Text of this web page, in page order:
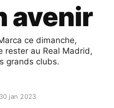
avenir
ce dimanche,
rester au Real Madrid,
grands clubs.
jan 2023